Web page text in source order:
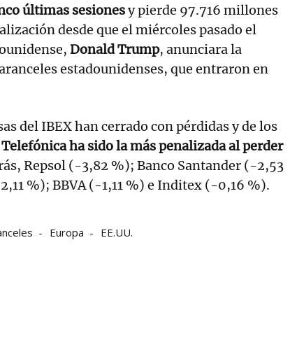
últimas sesionesy pierde 97.716 millones
desde que el miércoles pasado el
Donald Trump, anunciara la
estadounidenses, que entraron en
del IBEX han cerrado con pérdidas y de los
Telefónica ha sido la más penalizada al perder
Repsol (-3,82 %); Banco Santander (-2,53
%); BBVA (-1,11 %) e Inditex (-0,16 %).
Europa EE.UU.